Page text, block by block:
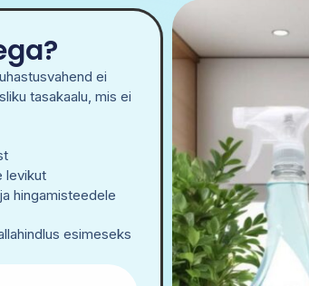
ei
tasakaalu, mis ei
levikut
hingamisteedele
esimeseks